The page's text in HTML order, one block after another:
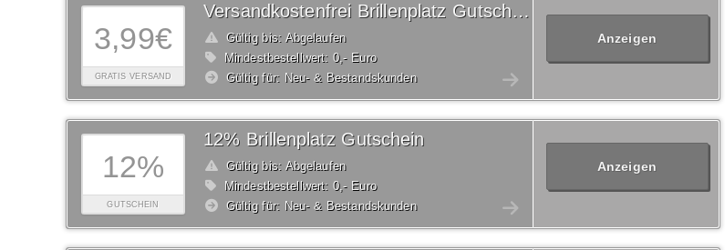
3,99€
GRATIS VERSAND
Versandkostenfrei Brillenplatz Gutschein
Gültig bis: Abgelaufen
Mindestbestellwert: 0,- Euro
Gültig für: Neu- & Bestandskunden
Anzeigen
12%
GUTSCHEIN
12% Brillenplatz Gutschein
Gültig bis: Abgelaufen
Mindestbestellwert: 0,- Euro
Gültig für: Neu- & Bestandskunden
Anzeigen